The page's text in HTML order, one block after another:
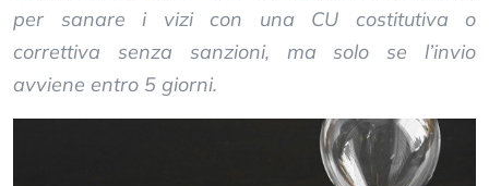
per sanare i vizi con una CU costitutiva o
correttiva senza sanzioni, ma solo se l’invio
avviene entro 5 giorni.